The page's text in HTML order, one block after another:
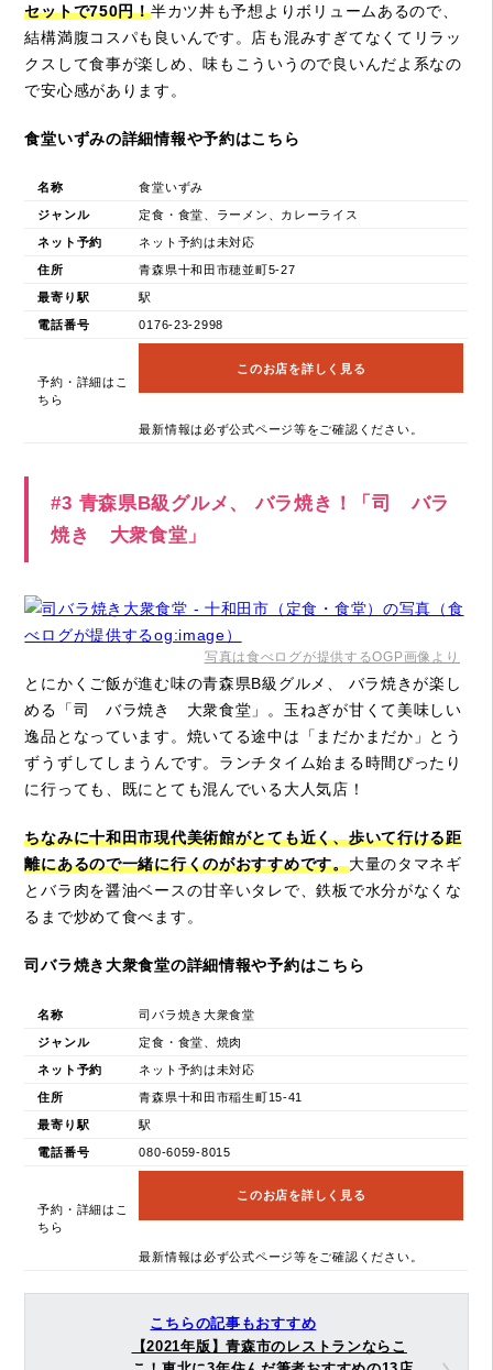
セットで750円！半カツ丼も予想よりボリュームあるので、
結構満腹コスパも良いんです。店も混みすぎてなくてリラッ
クスして食事が楽しめ、味もこういうので良いんだよ系なの
で安心感があります。
食堂いずみの詳細情報や予約はこちら
名称 食堂いずみ
ジャンル 定食・食堂、ラーメン、カレーライス
ネット予約 ネット予約は未対応
住所 青森県十和田市穂並町5-27
最寄り駅 駅
電話番号 0176-23-2998
予約・詳細はこ
ちら
このお店を詳しく見る
最新情報は必ず公式ページ等をご確認ください。
#3 青森県B級グルメ、 バラ焼き！「司 バラ
焼き 大衆食堂」
写真は食べログが提供するOGP画像より
とにかくご飯が進む味の青森県B級グルメ、 バラ焼きが楽し
める「司 バラ焼き 大衆食堂」。玉ねぎが甘くて美味しい
逸品となっています。焼いてる途中は「まだかまだか」とう
ずうずしてしまうんです。ランチタイム始まる時間ぴったり
に行っても、既にとても混んでいる大人気店！
ちなみに十和田市現代美術館がとても近く、歩いて行ける距
離にあるので一緒に行くのがおすすめです。大量のタマネギ
とバラ肉を醤油ベースの甘辛いタレで、鉄板で水分がなくな
るまで炒めて食べます。
司バラ焼き大衆食堂の詳細情報や予約はこちら
名称 司バラ焼き大衆食堂
ジャンル 定食・食堂、焼肉
ネット予約 ネット予約は未対応
住所 青森県十和田市稲生町15-41
最寄り駅 駅
電話番号 080-6059-8015
予約・詳細はこ
ちら
このお店を詳しく見る
最新情報は必ず公式ページ等をご確認ください。
こちらの記事もおすすめ
【2021年版】青森市のレストランならこ